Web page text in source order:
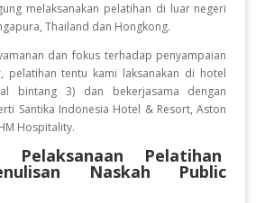
melaksanakan pelatihan di luar negeri
Thailand dan Hongkong.
dan fokus terhadap penyampaian
pelatihan tentu kami laksanakan di hotel
bintang 3) dan bekerjasama dengan
Santika Indonesia Hotel & Resort, Aston
Hospitality.
Pelaksanaan Pelatihan
Naskah Public